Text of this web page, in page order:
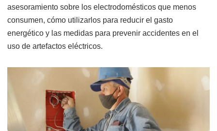
asesoramiento sobre los electrodomésticos que menos
consumen, cómo utilizarlos para reducir el gasto
energético y las medidas para prevenir accidentes en el
uso de artefactos eléctricos.